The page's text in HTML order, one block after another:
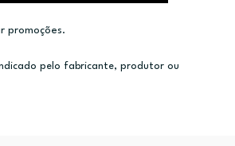
promoções.
pelo fabricante, produtor ou